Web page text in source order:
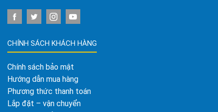
CHÍNH SÁCH KHÁCH HÀNG
Chính sách bảo mật
Hướng dẫn mua hàng
Phương thức thanh toán
Lắp đặt – vận chuyển